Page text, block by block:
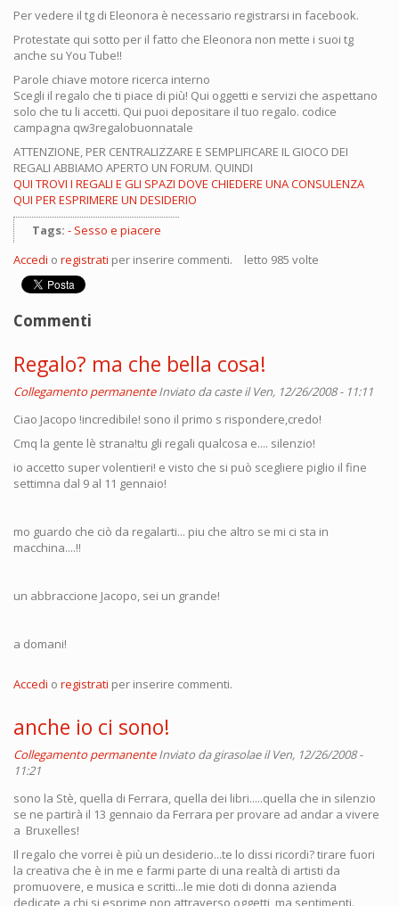
Per vedere il tg di Eleonora è necessario registrarsi in facebook.
Protestate qui sotto per il fatto che Eleonora non mette i suoi tg
anche su You Tube!!
Parole chiave motore ricerca interno
Scegli il regalo che ti piace di più! Qui oggetti e servizi che aspettano
solo che tu li accetti. Qui puoi depositare il tuo regalo. codice
campagna qw3regalobuonnatale
ATTENZIONE, PER CENTRALIZZARE E SEMPLIFICARE IL GIOCO DEI
REGALI ABBIAMO APERTO UN FORUM. QUINDI
QUI TROVI I REGALI E GLI SPAZI DOVE CHIEDERE UNA CONSULENZA
QUI PER ESPRIMERE UN DESIDERIO
Tags:
Sesso e piacere
Accedi o registrati per inserire commenti. letto 985 volte
Commenti
Regalo? ma che bella cosa!
Collegamento permanente Inviato dacasteil Ven, 12/26/2008 - 11:11
Ciao Jacopo !incredibile! sono il primo s rispondere,credo!
Cmq la gente lè strana!tu gli regali qualcosa e.... silenzio!
io accetto super volentieri! e visto che si può scegliere piglio il fine
settimna dal 9 al 11 gennaio!
mo guardo che ciò da regalarti... piu che altro se mi ci sta in
macchina....!!
un abbraccione Jacopo, sei un grande!
a domani!
Accedi o registrati per inserire commenti.
anche io ci sono!
Collegamento permanente Inviato dagirasolaeil Ven, 12/26/2008 -
11:21
sono la Stè, quella di Ferrara, quella dei libri.....quella che in silenzio
se ne partirà il 13 gennaio da Ferrara per provare ad andar a vivere
a Bruxelles!
Il regalo che vorrei è più un desiderio...te lo dissi ricordi? tirare fuori
la creativa che è in me e farmi parte di una realtà di artisti da
promuovere, e musica e scritti...le mie doti di donna azienda
dedicate a chi si esprime non attraverso oggetti, ma sentimenti.